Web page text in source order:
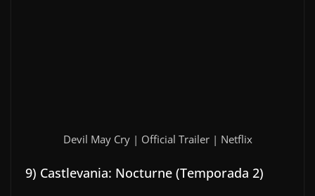
Devil May Cry | Official Trailer | Netflix
9) Castlevania: Nocturne (Temporada 2)